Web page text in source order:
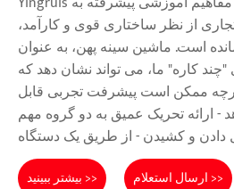
از نظر ساختاری قوی و کارآمد،
است. ماشین سینه پهن، به عنوان
کاره" ما، می تواند نشان دهد که
ممکن است پیشرفت تجربی قابل
- ارائه تحریک عمیق به دو گروه مهم
بیشتر ببینید >> ارسال استعلام >>